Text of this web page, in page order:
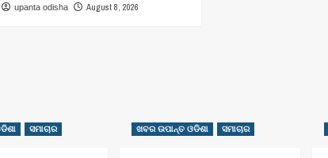
upanta odisha August 8, 2026
ସମାଚାର ଖବର ଉପାନ୍ତ ଓଡିଶା ସମାଚାର